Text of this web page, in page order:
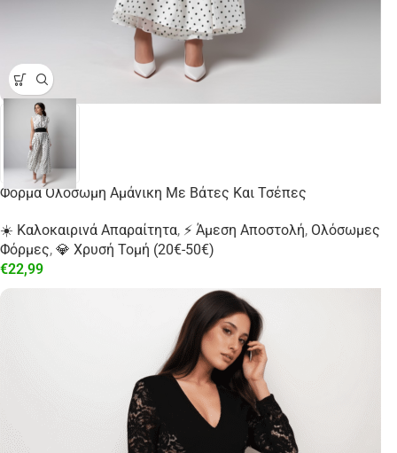
Φόρμα Ολόσωμη Αμάνικη Με Βάτες Και Τσέπες
☀️ Καλοκαιρινά Απαραίτητα, ⚡ Άμεση Αποστολή, Ολόσωμες
Φόρμες, 💎 Χρυσή Τομή (20€-50€)
€22,99